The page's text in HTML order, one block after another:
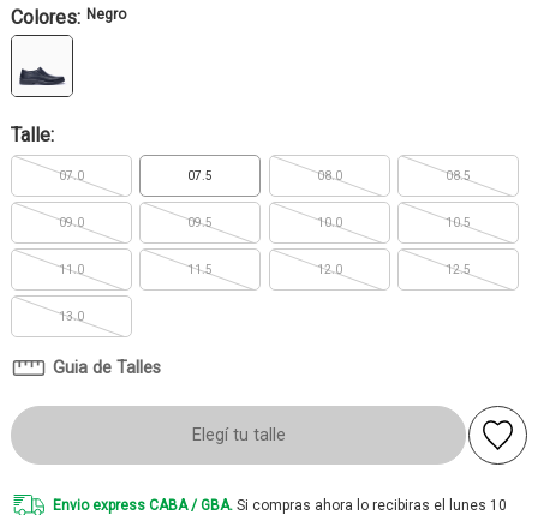
Colores: Negro
Talle:
07.0 07.5 08.0 08.5
09.0 09.5 10.0 10.5
11.0 11.5 12.0 12.5
13.0
Guia de Talles
Elegí tu talle
Envio express CABA / GBA. Si compras ahora lo recibiras el lunes 10